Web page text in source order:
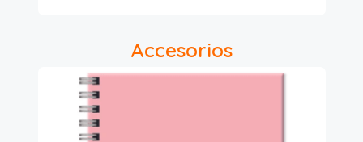
Accesorios